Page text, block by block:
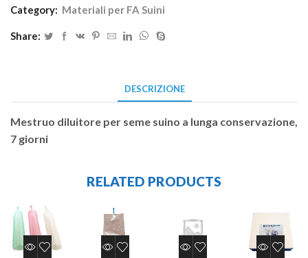
Category: Materiali per FA Suini
Share:
DESCRIZIONE
Mestruo diluitore per seme suino a lunga conservazione,
7 giorni
RELATED PRODUCTS